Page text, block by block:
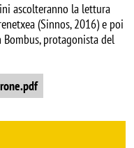
ascolteranno la lettura
(Sinnos, 2016) e poi
Bombus, protagonista del